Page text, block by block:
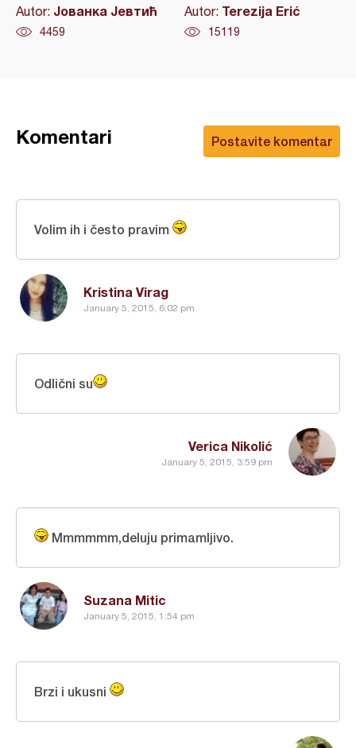
Autor: Јованка Јевтић
4459
Autor: Terezija Erić
15119
Postavite komentar
Komentari
Kristina Virag
January 5, 2015, 6:02 pm
Volim ih i često pravim
Verica Nikolić
January 5, 2015, 3:59 pm
Odlični su
Suzana Mitic
January 5, 2015, 1:54 pm
Mmmmmm,deluju primamljivo.
Brzi i ukusni